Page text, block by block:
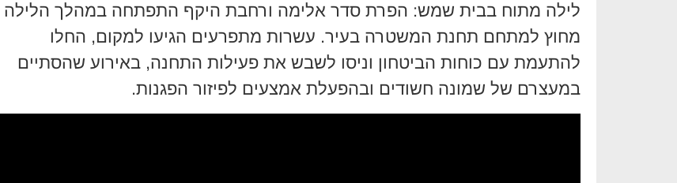
לילה מתוח בבית שמש: הפרת סדר אלימה ורחבת היקף התפתחה במהלך הלילה
מחוץ למתחם תחנת המשטרה בעיר. עשרות מתפרעים הגיעו למקום, החלו
להתעמת עם כוחות הביטחון וניסו לשבש את פעילות התחנה, באירוע שהסתיים
במעצרם של שמונה חשודים ובהפעלת אמצעים לפיזור הפגנות.